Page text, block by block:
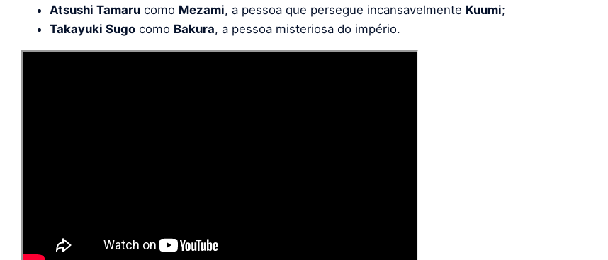
Atsushi Tamaru como Mezami, a pessoa que persegue incansavelmente Kuumi;
Takayuki Sugo como Bakura, a pessoa misteriosa do império.